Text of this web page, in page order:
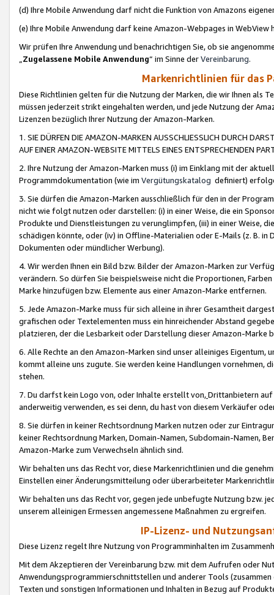
(d) Ihre Mobile Anwendung darf nicht die Funktion von Amazons
(e) Ihre Mobile Anwendung darf keine Amazon-Webpages in WebView
Wir prüfen Ihre Anwendung und benachrichtigen Sie, ob sie
„Zugelassene Mobile Anwendung“ im Sinne derVereinbarung.
Markenrichtlinien für das
Diese Richtlinien gelten für die Nutzung der Marken, die wir Ihnen als
müssen jederzeit strikt eingehalten werden, und jede Nutzung der
Lizenzen bezüglich Ihrer Nutzung der Amazon-Marken.
1. SIE DÜRFEN DIE AMAZON-MARKEN AUSSCHLIESSLICH DURCH
AUF EINER AMAZON-WEBSITE MITTELS EINES ENTSPRECHENDEN
2. Ihre Nutzung der Amazon-Marken muss (i) im Einklang mit der
Programmdokumentation (wie im Vergütungskatalog definiert)
3. Sie dürfen die Amazon-Marken ausschließlich für den in der
nicht wie folgt nutzen oder darstellen: (i) in einer Weise, die ein
Produkte und Dienstleistungen zu verunglimpfen, (iii) in einer Weise,
schädigen könnte, oder (iv) in Offline-Materialien oder E-Mails (z. B. in
Dokumenten oder mündlicher Werbung).
4. Wir werden Ihnen ein Bild bzw. Bilder der Amazon-Marken zur
verändern. So dürfen Sie beispielsweise nicht die Proportionen,
Marke hinzufügen bzw. Elemente aus einer Amazon-Marke entfernen.
5. Jede Amazon-Marke muss für sich alleine in ihrer Gesamtheit
grafischen oder Textelementen muss ein hinreichender Abstand
platzieren, der die Lesbarkeit oder Darstellung dieser Amazon-Marke
6. Alle Rechte an den Amazon-Marken sind unser alleiniges
kommt alleine uns zugute. Sie werden keine Handlungen vornehmen,
stehen.
7. Du darfst kein Logo von, oder Inhalte erstellt von,Drittanbietern auf
anderweitig verwenden, es sei denn, du hast von diesem Verkäufer
8. Sie dürfen in keiner Rechtsordnung Marken nutzen oder zur
keiner Rechtsordnung Marken, Domain-Namen, Subdomain-Namen,
Amazon-Marke zum Verwechseln ähnlich sind.
Wir behalten uns das Recht vor, diese Markenrichtlinien und die
Einstellen einer Änderungsmitteilung oder überarbeiteter
Wir behalten uns das Recht vor, gegen jede unbefugte Nutzung bzw.
unserem alleinigen Ermessen angemessene Maßnahmen zu ergreifen.
IP-Lizenz- und
Diese Lizenz regelt Ihre Nutzung von Programminhalten im
Mit dem Akzeptieren der Vereinbarung bzw. mit dem Aufrufen oder
Anwendungsprogrammierschnittstellen und anderer Tools (zusammen
Texten und sonstigen Informationen und Inhalten in Bezug auf